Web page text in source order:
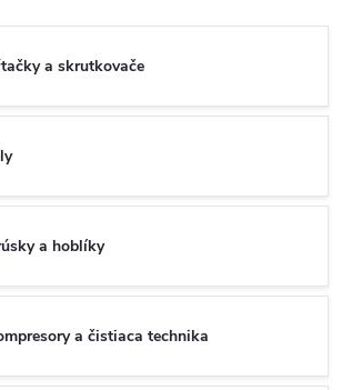
a skrutkovače
a hoblíky
a čistiaca technika